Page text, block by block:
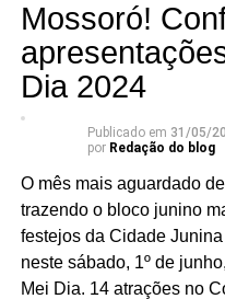
Mossoró!
Dia 2024
Publicado em 31/05/
por Redação do blog
O mês mais aguardado
trazendo o bloco junino
festejos da Cidade
neste sábado, 1º de
Mei Dia. 14 atrações no